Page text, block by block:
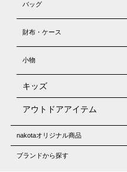
バッグ
財布・ケース
小物
キッズ
アウトドアアイテム
nakotaオリジナル商品
ブランドから探す